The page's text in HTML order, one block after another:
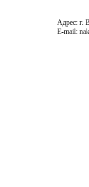
Адрес: г.
E-mail: